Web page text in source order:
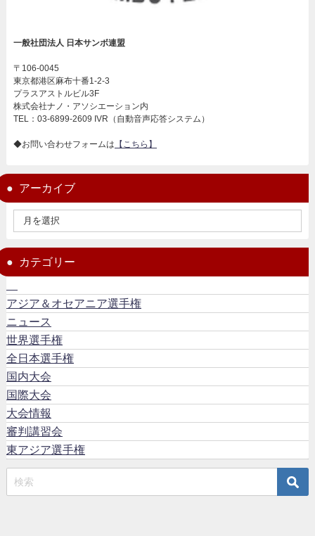
一般社団法人 日本サンボ連盟
〒106-0045
東京都港区麻布十番1-2-3
プラスアストルビル3F
株式会社ナノ・アソシエーション内
TEL：03-6899-2609 IVR（自動音声応答システム）
◆お問い合わせフォームは 【こちら】
アーカイブ
カテゴリー
アジア＆オセアニア選手権
ニュース
世界選手権
全日本選手権
国内大会
国際大会
大会情報
審判講習会
東アジア選手権